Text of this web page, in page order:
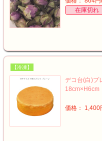
在庫切れ
【冷凍】
デコ台(白)プ
18cm×H6cm
価格： 1,400